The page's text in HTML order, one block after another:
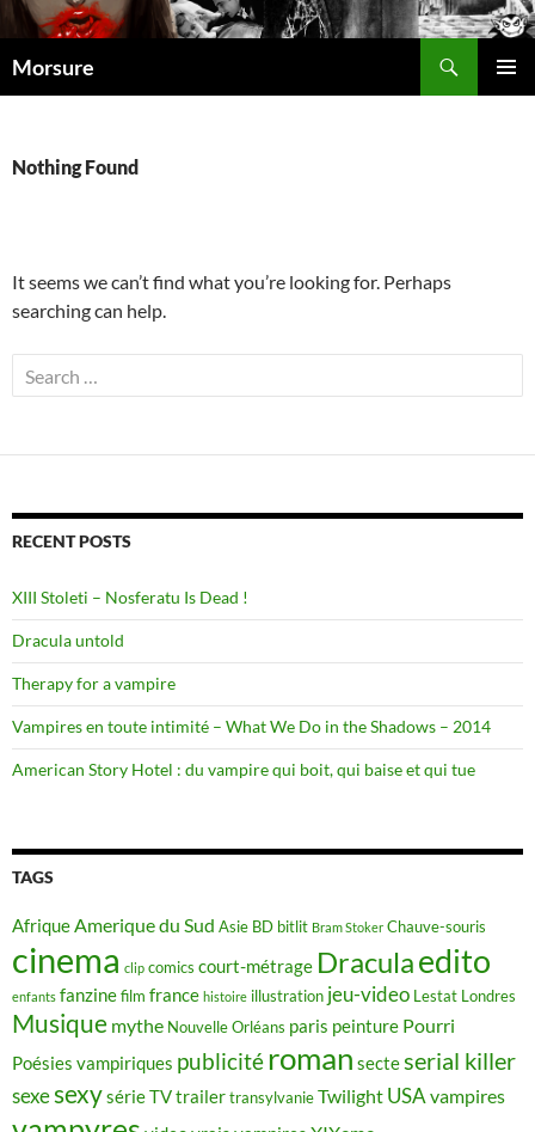
Morsure
Nothing Found
It seems we can’t find what you’re looking for. Perhaps
searching can help.
Search
for:
RECENT POSTS
XIII Stoleti – Nosferatu Is Dead !
Dracula untold
Therapy for a vampire
Vampires en toute intimité – What We Do in the Shadows – 2014
American Story Hotel : du vampire qui boit, qui baise et qui tue
TAGS
AfriqueAmerique du Sud Asie BD bitlit Bram Stoker Chauve-souris
cinema clip comics court-métrage Draculaedito
enfants fanzinefilm france histoire illustration jeu-video Lestat Londres
Musique mythe Nouvelle Orléans paris peinture Pourri
Poésies vampiriques publicitéroman secteserial killer
sexesexysérie TVtrailertransylvanieTwilight USAvampires